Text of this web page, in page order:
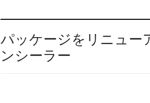
パッケージをリニュー
ンシーラー